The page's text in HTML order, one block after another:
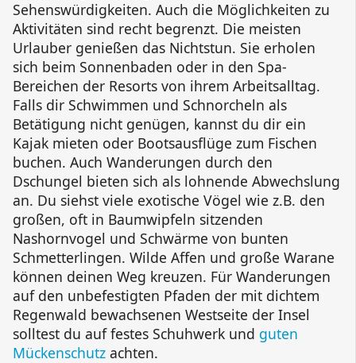
Sehenswürdigkeiten. Auch die Möglichkeiten zu
Aktivitäten sind recht begrenzt. Die meisten
Urlauber genießen das Nichtstun. Sie erholen
sich beim Sonnenbaden oder in den Spa-
Bereichen der Resorts von ihrem Arbeitsalltag.
Falls dir Schwimmen und Schnorcheln als
Betätigung nicht genügen, kannst du dir ein
Kajak mieten oder Bootsausflüge zum Fischen
buchen. Auch Wanderungen durch den
Dschungel bieten sich als lohnende Abwechslung
an. Du siehst viele exotische Vögel wie z.B. den
großen, oft in Baumwipfeln sitzenden
Nashornvogel und Schwärme von bunten
Schmetterlingen. Wilde Affen und große Warane
können deinen Weg kreuzen. Für Wanderungen
auf den unbefestigten Pfaden der mit dichtem
Regenwald bewachsenen Westseite der Insel
solltest du auf festes Schuhwerk und guten
Mückenschutz achten.